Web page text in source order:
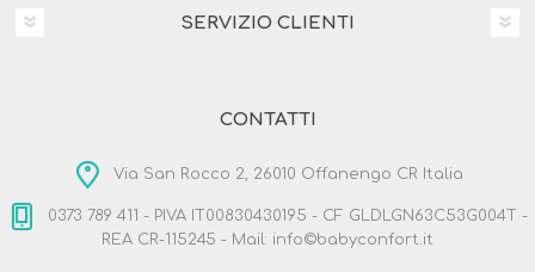
SERVIZIO CLIENTI
CONTATTI
Via San Rocco 2, 26010 Offanengo CR Italia
0373 789 411 - PIVA IT00830430195 - CF GLDLGN63C53G004T -
REA CR-115245 - Mail: info©babyconfort.it